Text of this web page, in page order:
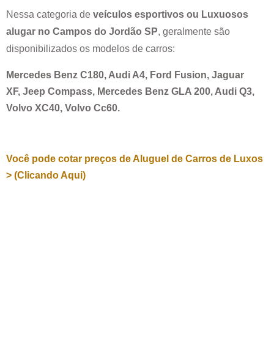
Nessa categoria de veículos esportivos ou Luxuosos
alugar no Campos do Jordão SP, geralmente são
disponibilizados os modelos de carros:
Mercedes Benz C180, Audi A4, Ford Fusion, Jaguar
XF, Jeep Compass, Mercedes Benz GLA 200, Audi Q3,
Volvo XC40, Volvo Cc60.
Você pode cotar preços de Aluguel de Carros de Luxos
> (Clicando Aqui)